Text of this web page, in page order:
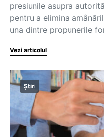
presiunile asupra
pentru a elimina
una dintre propunerile
Vezi articolul
Știri